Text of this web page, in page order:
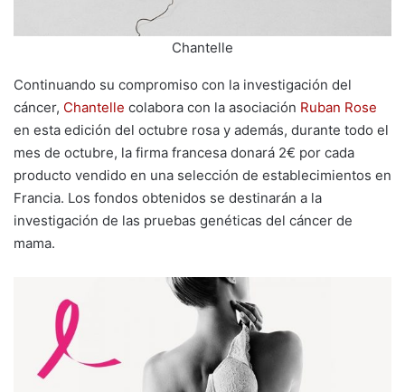
Chantelle
Continuando su compromiso con la investigación del
cáncer, Chantelle colabora con la asociación Ruban Rose
en esta edición del octubre rosa y además, durante todo el
mes de octubre, la firma francesa donará 2€ por cada
producto vendido en una selección de establecimientos en
Francia. Los fondos obtenidos se destinarán a la
investigación de las pruebas genéticas del cáncer de
mama.